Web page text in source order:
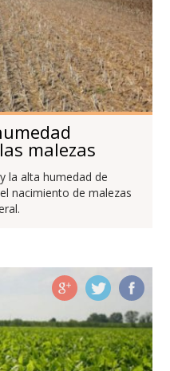
malezas
la alta humedad de
nacimiento de malezas